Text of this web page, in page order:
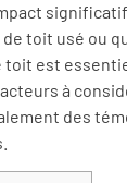
toit usé ou
est
à
des